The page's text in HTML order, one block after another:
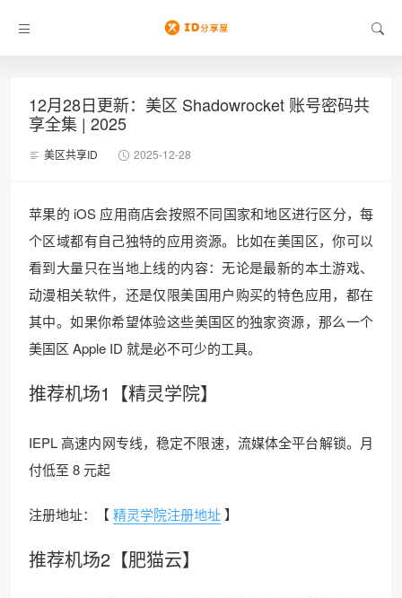
12月28日更新：美区 Shadowrocket 账号密码共
享全集 | 2025
美区共享ID 2025-12-28
苹果的 iOS 应用商店会按照不同国家和地区进行区分，每
个区域都有自己独特的应用资源。比如在美国区，你可以
看到大量只在当地上线的内容：无论是最新的本土游戏、
动漫相关软件，还是仅限美国用户购买的特色应用，都在
其中。如果你希望体验这些美国区的独家资源，那么一个
美国区 Apple ID 就是必不可少的工具。
推荐机场1【精灵学院】
IEPL 高速内网专线，稳定不限速，流媒体全平台解锁。月
付低至 8 元起
注册地址：【精灵学院注册地址】
推荐机场2【肥猫云】